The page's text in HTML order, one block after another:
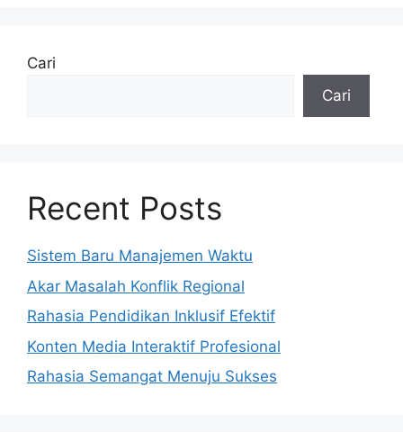
Cari
Cari
Recent Posts
Sistem Baru Manajemen Waktu
Akar Masalah Konflik Regional
Rahasia Pendidikan Inklusif Efektif
Konten Media Interaktif Profesional
Rahasia Semangat Menuju Sukses